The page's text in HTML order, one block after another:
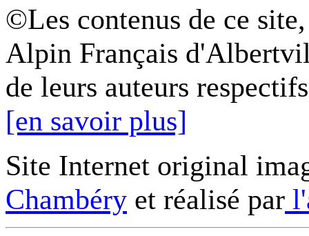
©Les contenus de ce
Alpin Français
de leurs auteurs
[en savoir plus]
Site Internet original
Chambéry et réalisé par